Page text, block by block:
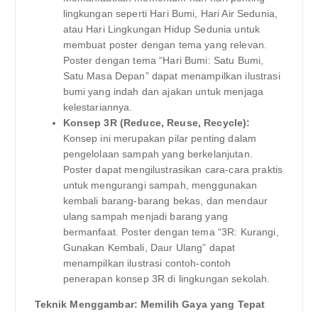
lingkungan seperti Hari Bumi, Hari Air Sedunia,
atau Hari Lingkungan Hidup Sedunia untuk
membuat poster dengan tema yang relevan.
Poster dengan tema “Hari Bumi: Satu Bumi,
Satu Masa Depan” dapat menampilkan ilustrasi
bumi yang indah dan ajakan untuk menjaga
kelestariannya.
Konsep 3R (Reduce, Reuse, Recycle):
Konsep ini merupakan pilar penting dalam
pengelolaan sampah yang berkelanjutan.
Poster dapat mengilustrasikan cara-cara praktis
untuk mengurangi sampah, menggunakan
kembali barang-barang bekas, dan mendaur
ulang sampah menjadi barang yang
bermanfaat. Poster dengan tema “3R: Kurangi,
Gunakan Kembali, Daur Ulang” dapat
menampilkan ilustrasi contoh-contoh
penerapan konsep 3R di lingkungan sekolah.
Teknik Menggambar: Memilih Gaya yang Tepat